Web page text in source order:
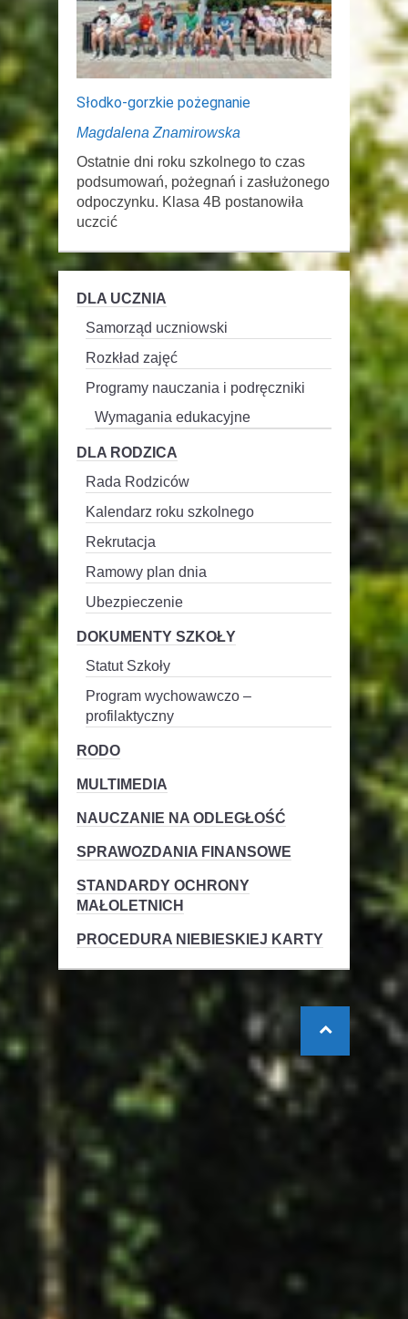
Słodko-gorzkie pożegnanie
Magdalena Znamirowska
Ostatnie dni roku szkolnego to czas
podsumowań, pożegnań i zasłużonego
odpoczynku. Klasa 4B postanowiła
uczcić
DLA UCZNIA
Samorząd uczniowski
Rozkład zajęć
Programy nauczania i podręczniki
Wymagania edukacyjne
DLA RODZICA
Rada Rodziców
Kalendarz roku szkolnego
Rekrutacja
Ramowy plan dnia
Ubezpieczenie
DOKUMENTY SZKOŁY
Statut Szkoły
Program wychowawczo –
profilaktyczny
RODO
MULTIMEDIA
NAUCZANIE NA ODLEGŁOŚĆ
SPRAWOZDANIA FINANSOWE
STANDARDY OCHRONY
MAŁOLETNICH
PROCEDURA NIEBIESKIEJ KARTY